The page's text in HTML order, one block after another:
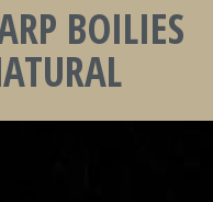
BOILIES